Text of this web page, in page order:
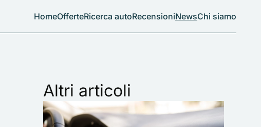
HomeOfferteRicerca autoRecensioniNewsChi siamo
Altri articoli